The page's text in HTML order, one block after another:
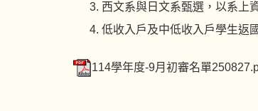
西文系與日文系甄選，以系上
低收入戶及中低收入戶學生返
114學年度-9月初審名單